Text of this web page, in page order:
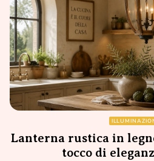
Lanterna rustica in
tocco di